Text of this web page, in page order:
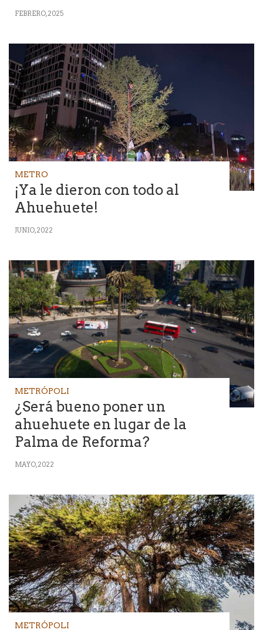
FEBRERO, 2025
METRO
¡Ya le dieron con todo al
Ahuehuete!
JUNIO, 2022
METRÓPOLI
¿Será bueno poner un
ahuehuete en lugar de la
Palma de Reforma?
MAYO, 2022
METRÓPOLI